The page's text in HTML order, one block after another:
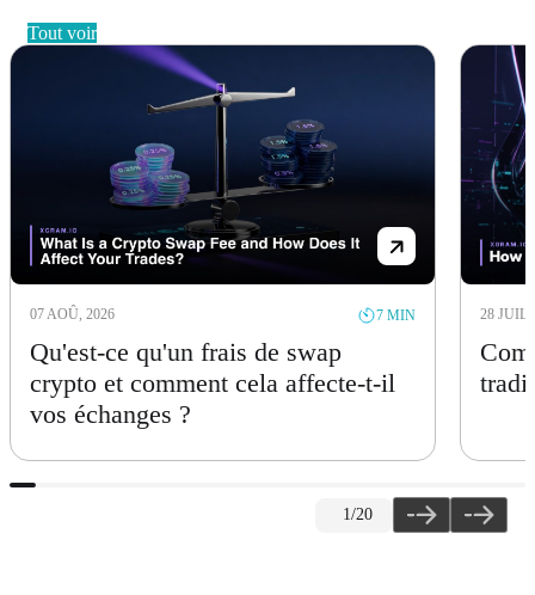
tout voir
07 AOÛ, 2026 7 MIN
Qu'est-ce qu'un frais de swap
crypto et comment cela affecte-t-il
vos échanges ?
28 JUIL,
1/20